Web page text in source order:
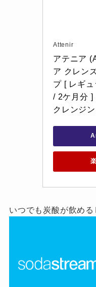
Attenir
アテニア
ア クレン
プ [ レギ
/ 2ケ月分 ]
クレンジ
いつでも炭酸が飲め